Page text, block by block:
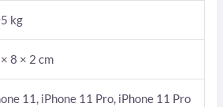
kg
8 × 2 cm
11, iPhone 11 Pro, iPhone 11 Pro